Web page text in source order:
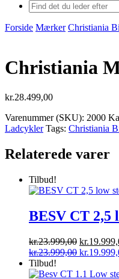
Forside Mærker Christiania
Christiania
kr.28.499,00
Varenummer (SKU): 2000
Ladcykler Tags: Christiania
Relaterede varer
Tilbud!
BESV CT 2,5
kr.23.999,00 Den
var:
kr.
kr.23.999,00 Den
pris
kr.
Tilbud!